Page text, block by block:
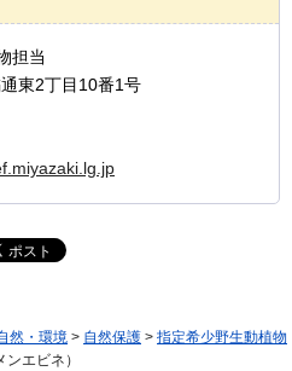
担当
東2丁目10番1号
然・環境 > 自然保護 > 指定希少野生動植物
エビネ）